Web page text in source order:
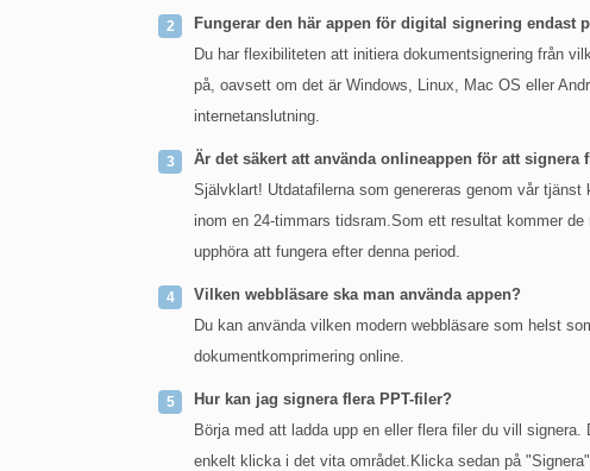
Fungerar den här appen för digital signering endast
Du har flexibiliteten att initiera dokumentsignering från
på, oavsett om det är Windows, Linux, Mac OS eller
internetanslutning.
Är det säkert att använda onlineappen för att signera
Självklart! Utdatafilerna som genereras genom vår
inom en 24-timmars tidsram.Som ett resultat kommer
upphöra att fungera efter denna period.
Vilken webbläsare ska man använda appen?
Du kan använda vilken modern webbläsare som helst
dokumentkomprimering online.
Hur kan jag signera flera PPT-filer?
Börja med att ladda upp en eller flera filer du vill
enkelt klicka i det vita området.Klicka sedan på